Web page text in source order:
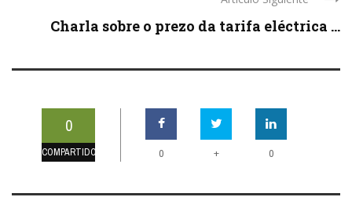
Charla sobre o prezo da tarifa eléctrica ...
0
COMPARTIDOS 0 + 0